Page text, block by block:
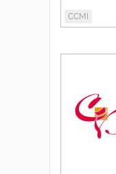
CCMI